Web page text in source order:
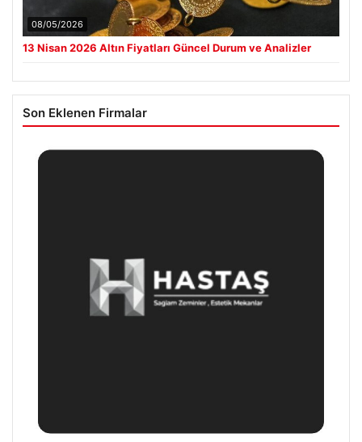
08/05/2026
13 Nisan 2026 Altın Fiyatları Güncel Durum ve Analizler
Son Eklenen Firmalar